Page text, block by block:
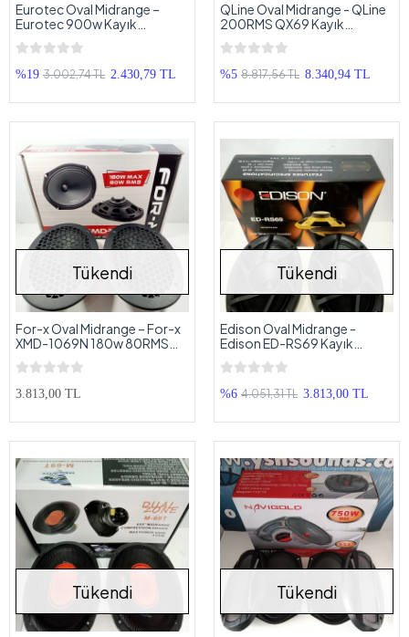
Eurotec Oval Midrange –
Eurotec 900w Kayık
Midrange Hoparlör
%19 3.002,74 TL 2.430,79 TL
QLine Oval Midrange - QLine
200RMS QX69 Kayık
Midrange Hoparlör
%5 8.817,56 TL 8.340,94 TL
Tükendi
For-x Oval Midrange – For-x
XMD-1069N 180w 80RMS
Neo Kayık Midrange
Hoparlör
3.813,00 TL
Tükendi
Edison Oval Midrange -
Edison ED-RS69 Kayık
Midrange Hoparlör
%6 4.051,31 TL 3.813,00 TL
Tükendi Tükendi